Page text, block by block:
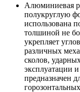
Алюминиевая
полукруглую
использована
толшиной не
укрепляет
различных
сколов,
эксплуатации
предназначен